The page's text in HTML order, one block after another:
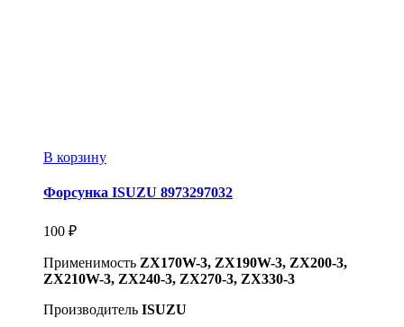
В корзину
Форсунка ISUZU 8973297032
100 ₽
Применимость ZX170W-3, ZX190W-3, ZX200-3,
ZX210W-3, ZX240-3, ZX270-3, ZX330-3
Производитель ISUZU